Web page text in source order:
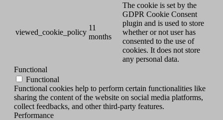
viewed_cookie_policy
11
months
The cookie is set by the
GDPR Cookie Consent
plugin and is used to store
whether or not user has
consented to the use of
cookies. It does not store
any personal data.
Functional
Functional
Functional cookies help to perform certain functionalities like
sharing the content of the website on social media platforms,
collect feedbacks, and other third-party features.
Performance